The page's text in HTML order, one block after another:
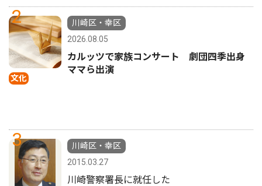
2
文化
川崎区・幸区
2026.08.05
カルッツで家族コンサート 劇団四季出身
ママら出演
3
川崎区・幸区
2015.03.27
川崎警察署長に就任した